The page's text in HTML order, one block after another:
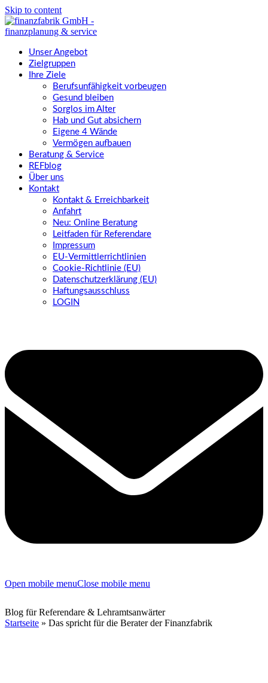
Skip to content
Unser Angebot
Zielgruppen
Ihre Ziele
Berufsunfähigkeit vorbeugen
Gesund bleiben
Sorglos im Alter
Hab und Gut absichern
Eigene 4 Wände
Vermögen aufbauen
Beratung & Service
REFblog
Über uns
Kontakt
Kontakt & Erreichbarkeit
Anfahrt
Neu: Online Beratung
Leitfaden für Referendare
Impressum
EU-Vermittlerrichtlinien
Cookie-Richtlinie (EU)
Datenschutzerklärung (EU)
Haftungsausschluss
LOGIN
Open mobile menuClose mobile menu
Blog für Referendare & Lehramtsanwärter
Startseite » Das spricht für die Berater der Finanzfabrik